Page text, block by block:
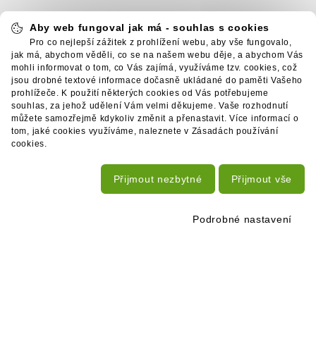
Aby web fungoval jak má - souhlas s cookies
Pro co nejlepší zážitek z prohlížení webu, aby vše fungovalo,
jak má, abychom věděli, co se na našem webu děje, a abychom Vás
mohli informovat o tom, co Vás zajímá, využíváme tzv. cookies, což
jsou drobné textové informace dočasně ukládané do paměti Vašeho
prohlížeče. K použití některých cookies od Vás potřebujeme
souhlas, za jehož udělení Vám velmi děkujeme. Vaše rozhodnutí
můžete samozřejmě kdykoliv změnit a přenastavit. Více informací o
tom, jaké cookies využíváme, naleznete v Zásadách používání
cookies.
Přijmout vše
Přijmout nezbytné
Podrobné nastavení